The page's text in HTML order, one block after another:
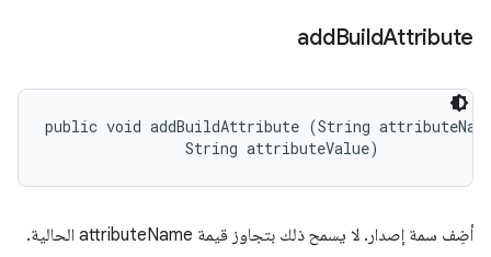
addBuildAttribute
public void addBuildAttribute (String
                String attributeValue)
أضِف سمة إصدار. لا يسمح ذلك بتجاوز قيمة attributeName الحالية.